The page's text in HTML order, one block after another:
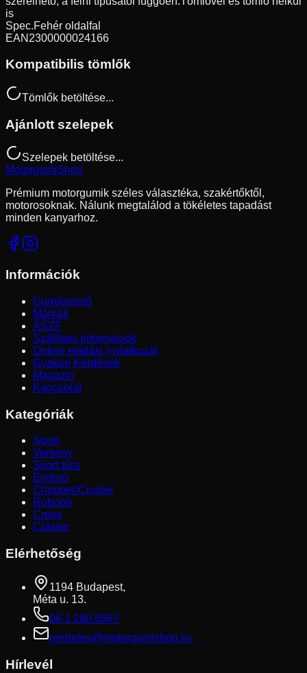
is
Spec.Fehér oldalfal
EAN 2300000024166
Kompatibilis tömlők
Tömlők betöltése...
Ajánlott szelepek
Szelepek betöltése...
MotorgumiShop
Prémium motorgumik széles választéka, szakértőktől,
motorosoknak. Nálunk megtalálod a tökéletes tapadást
minden kanyarhoz.
Információk
Gumikereső
Márkák
ÁSZF
Szállítási Információk
Online elállási nyilatkozat
Gyakori Kérdések
Magazin
Kapcsolat
Kategóriák
Sport
Verseny
Sport túra
Enduro
Chopper/Cruiser
Robogó
Cross
Classic
Elérhetőség
1194 Budapest,
Méta u. 13.
06 1 280 6567
rendeles@motorgumishop.hu
Hírlevél